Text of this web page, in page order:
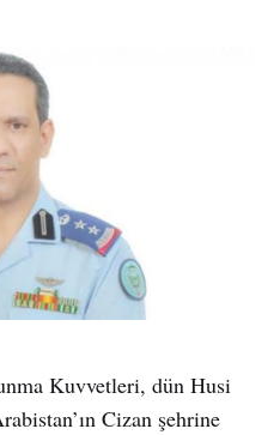
Kuvvetleri, dün Husi
Cizan şehrine